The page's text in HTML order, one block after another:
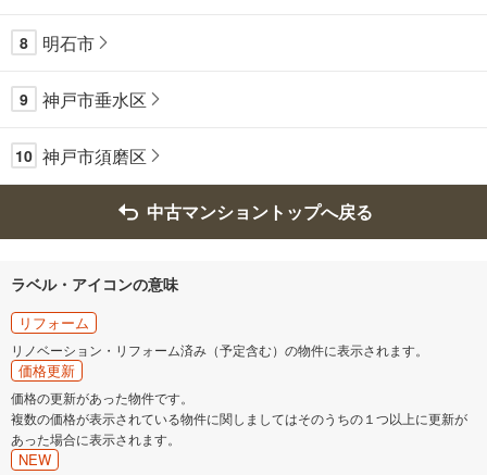
8 明石市
9 神戸市垂水区
10 神戸市須磨区
中古マンショントップへ戻る
ラベル・アイコンの意味
リフォーム
リノベーション・リフォーム済み（予定含む）の物件に表示されます。
価格更新
価格の更新があった物件です。
複数の価格が表示されている物件に関しましてはそのうちの１つ以上に更新が
あった場合に表示されます。
NEW